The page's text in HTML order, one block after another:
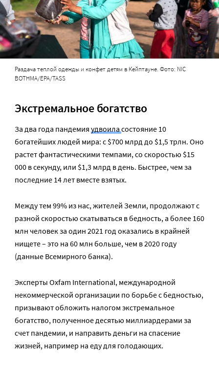
Раздача теплой одежды и конфет детям в Кейптауне. Фото: NIC
BOTHMA/EPA/TASS
Экстремальное богатство
За два года пандемия удвоила состояние 10
богатейших людей мира: с $700 млрд до $1,5 трлн. Оно
растет фантастическими темпами, со скоростью $15
000 в секунду, или $1,3 млрд в день. Быстрее, чем за
последние 14 лет вместе взятых.
Между тем 99% из нас, жителей Земли, продолжают с
разной скоростью скатываться в бедность, а более 160
млн человек за один 2021 год оказались в крайней
нищете – это на 60 млн больше, чем в 2020 году
(данные Всемирного банка).
Эксперты Oxfam International, международной
некоммерческой организации по борьбе с бедностью,
призывают обложить налогом экстремальное
богатство, полученное десятью миллиардерами за
счет пандемии, и направить деньги на спасение
жизней, например на еду для голодающих.